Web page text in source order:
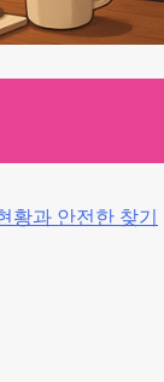
황과 안전한 찾기